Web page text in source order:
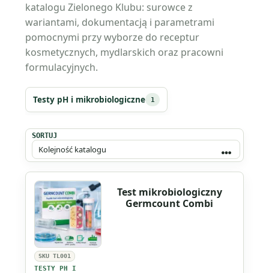
katalogu Zielonego Klubu: surowce z
wariantami, dokumentacją i parametrami
pomocnymi przy wyborze do receptur
kosmetycznych, mydlarskich oraz pracowni
formulacyjnych.
Testy pH i mikrobiologiczne 1
SORTUJ
SKU TL001
TESTY PH I
Test mikrobiologiczny
Germcount Combi